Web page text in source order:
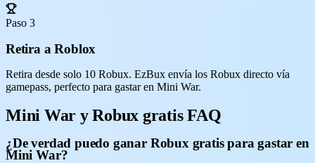
Paso 3
Retira a Roblox
Retira desde solo 10 Robux. EzBux envía los Robux directo vía
gamepass, perfecto para gastar en Mini War.
Mini War y Robux gratis FAQ
¿De verdad puedo ganar Robux gratis para gastar en
Mini War?